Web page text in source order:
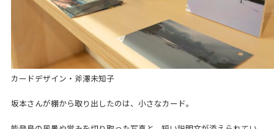
カードデザイン・斧澤未知子
坂本さんが棚から取り出したのは、小さなカード。